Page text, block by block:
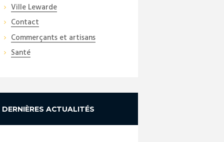
Ville Lewarde
Contact
Commerçants et artisans
Santé
DERNIÈRES ACTUALITÉS